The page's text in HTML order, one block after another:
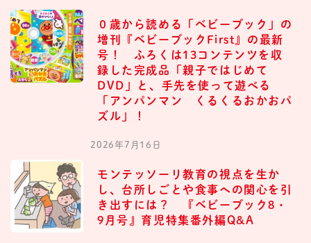
０歳から読める「ベビーブック」の
増刊『ベビーブックFirst』の最新
号！ ふろくは13コンテンツを収
録した完成品「親子ではじめて
DVD」と、手先を使って遊べる
「アンパンマン くるくるおかおパ
ズル」！
2026年7月16日
モンテッソーリ教育の視点を生か
し、台所しごとや食事への関心を引
き出すには？ 『ベビーブック8・
9月号』育児特集番外編Q&A